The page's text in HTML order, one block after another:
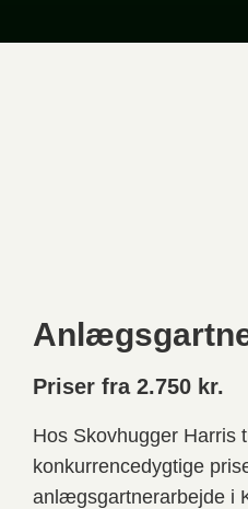
Priser fra 2.750 kr.
Hos Skovhugger Harris
konkurrencedygtige
anlægsgartnerarbejde i